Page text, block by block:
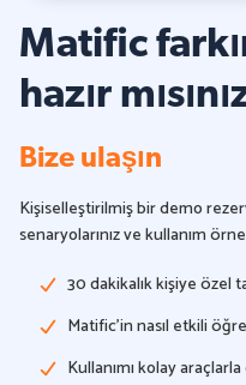
Matific
hazır
Bize ulaşın
Kişiselleştirilmiş bir demo
senaryolarınız ve kullanım
30 dakikalık kişiye özel
Matific'in nasıl etkili
Kullanımı kolay